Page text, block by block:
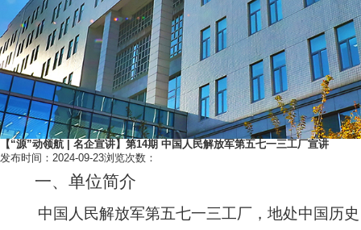
【“源”动领航 | 名企宣讲】第14期 中国人民解放军第五七一三工厂宣讲
发布时间：2024-09-23浏览次数：
一、单位简介
中国人民解放军第五七一三工厂，地处中国历史